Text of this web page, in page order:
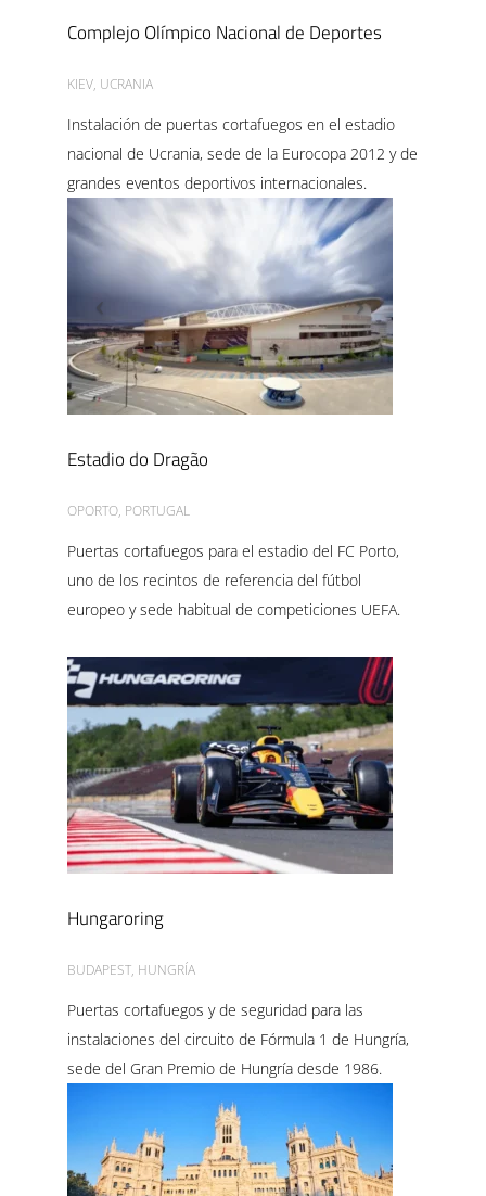
Complejo Olímpico Nacional de Deportes
KIEV, UCRANIA
Instalación de puertas cortafuegos en el estadio
nacional de Ucrania, sede de la Eurocopa 2012 y de
grandes eventos deportivos internacionales.
Estadio do Dragão
OPORTO, PORTUGAL
Puertas cortafuegos para el estadio del FC Porto,
uno de los recintos de referencia del fútbol
europeo y sede habitual de competiciones UEFA.
Hungaroring
BUDAPEST, HUNGRÍA
Puertas cortafuegos y de seguridad para las
instalaciones del circuito de Fórmula 1 de Hungría,
sede del Gran Premio de Hungría desde 1986.